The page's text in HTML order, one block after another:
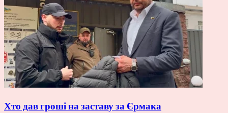
Хто дав гроші на заставу за Єрмака